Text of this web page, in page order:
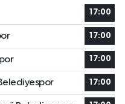
17:00
17:00
17:00
17:00